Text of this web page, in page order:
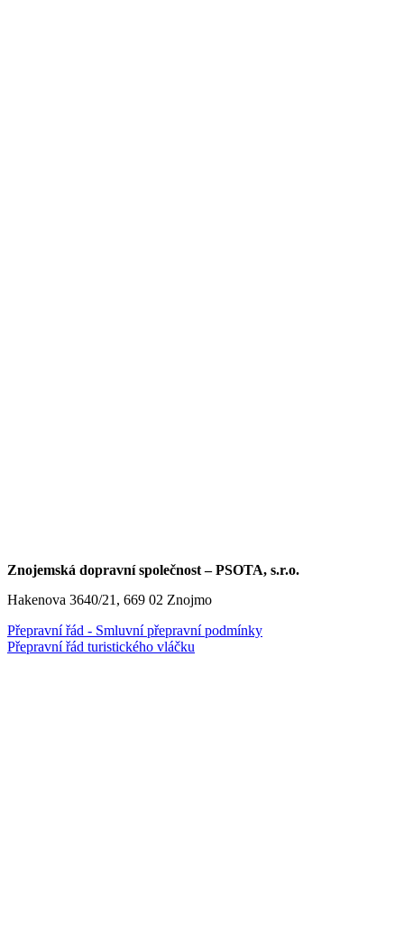
Znojemská dopravní společnost – PSOTA, s.r.o.
Hakenova 3640/21, 669 02 Znojmo
Přepravní řád - Smluvní přepravní podmínky
Přepravní řád turistického vláčku